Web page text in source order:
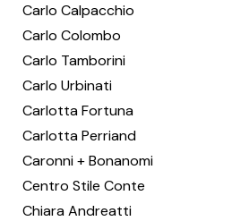
Carlo Calpacchio
Carlo Colombo
Carlo Tamborini
Carlo Urbinati
Carlotta Fortuna
Carlotta Perriand
Caronni + Bonanomi
Centro Stile Conte
Chiara Andreatti